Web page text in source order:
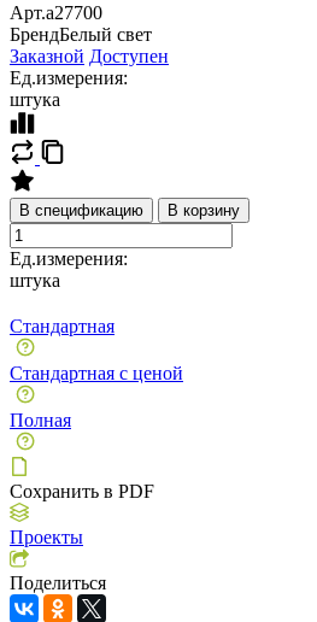
Арт.a27700
БрендБелый свет
Заказной Доступен
Ед.измерения:
штука
В спецификацию В корзину
Ед.измерения:
штука
Стандартная
Стандартная с ценой
Полная
Сохранить в PDF
Проекты
Поделиться